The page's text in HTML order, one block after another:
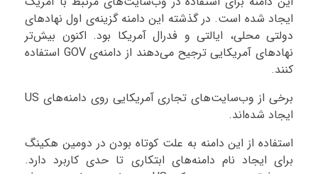
ایجاد شده است. در گذشته این دامنه گزینه‌ی اول نهادهای
دولتی محلی،‌ ایالتی و فدرال آمریکا بود. اکنون بیش‌تر
نهادهای آمریکایی ترجیح می‌دهند از دامنه‌ی GOV استفاده
کنند.
برخی از وب‌سایت‌های تجاری آمریکایی روی دامنه‌های US
ایجاد شده‌اند.
استفاده از این دامنه به علت کوتاه بودن در دومین هکینگ
برای ایجاد نام دامنه‌های ابتکاری تا حدی کاربرد دارد.